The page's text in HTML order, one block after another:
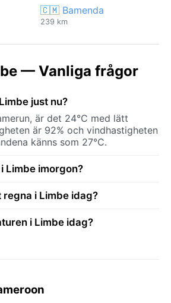
🇨🇲 Bamenda
239 km
— Vanliga frågor
just nu?
är det 24°C med lätt
är 92% och vindhastigheten
känns som 27°C.
Limbe imorgon?
regna i Limbe idag?
i Limbe idag?